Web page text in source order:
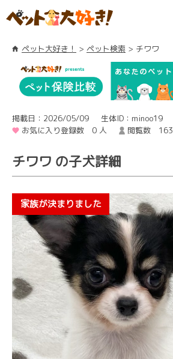
ペット大好き！ ペット検索 チワワ
掲載日：2026/05/09
生体ID：minoo19
お気に入り登録数 0 人
閲覧数 163
チワワ の子犬詳細